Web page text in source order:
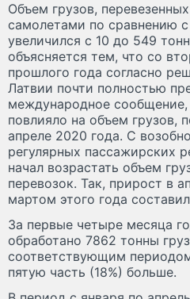
Объем грузов,
самолетами по сравнению
увеличился с 10 до 549
объясняется тем, что со
прошлого года согласно
Латвии почти полностью
международное сообщение,
повлияло на объем грузов,
апреле 2020 года. С
регулярных пассажирских
начал возрастать объем
перевозок. Так, прирост в
мартом этого года составил
За первые четыре месяца
обработано 7862 тонны
соответствующим
пятую часть (18%) больше.